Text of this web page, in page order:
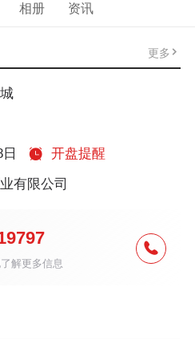
相册 资讯
更多
开盘提醒
有限公司
解更多信息